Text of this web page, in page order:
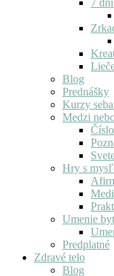
Blog
Prednášky
Kurzy
Medzi
Hry s
Umenie
Predplatné
Zdravé telo
Blog